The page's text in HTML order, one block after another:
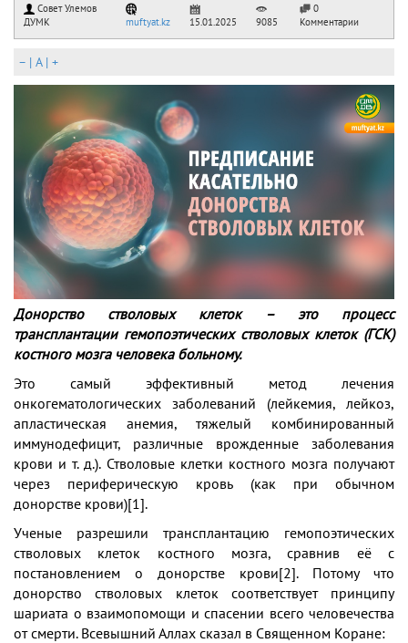
Совет Улемов
ДУМК
muftyat.kz 15.01.2025 9085
0
Комментарии
– | A| +
Донорство стволовых клеток – это процесс
трансплантации гемопоэтических стволовых клеток (ГСК)
костного мозга человека больному.
Это самый эффективный метод лечения
онкогематологических заболеваний (лейкемия, лейкоз,
апластическая анемия, тяжелый комбинированный
иммунодефицит, различные врожденные заболевания
крови и т. д.). Стволовые клетки костного мозга получают
через периферическую кровь (как при обычном
донорстве крови)[1].
Ученые разрешили трансплантацию гемопоэтических
стволовых клеток костного мозга, сравнив её с
постановлением о донорстве крови[2]. Потому что
донорство стволовых клеток соответствует принципу
шариата о взаимопомощи и спасении всего человечества
от смерти. Всевышний Аллах сказал в Священном Коране: